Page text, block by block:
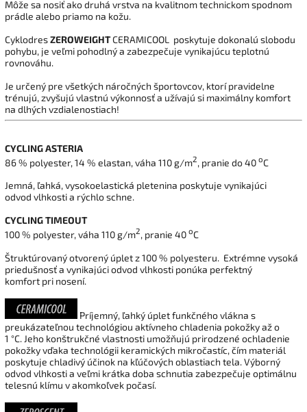
Môže sa nosiť ako druhá vrstva na kvalitnom technickom spodnom
prádle alebo priamo na kožu.
CyklodresZEROWEIGHTCERAMICOOL poskytuje dokonalú slobodu
pohybu, je veľmi pohodlný a zabezpečuje vynikajúcu teplotnú
rovnováhu.
Je určený pre všetkých náročných športovcov, ktorí pravidelne
trénujú, zvyšujú vlastnú výkonnosť a užívajú si maximálny komfort
na dlhých vzdialenostiach!
CYCLING ASTERIA
86 % polyester, 14 % elastan, váha 110 g/m2, pranie do 40 oC
Jemná, ľahká, vysokoelastická pletenina poskytuje vynikajúci
odvod vlhkosti a rýchlo schne.
CYCLING TIMEOUT
100 % polyester, váha 110 g/m2, pranie 40 oC
Štruktúrovaný otvorený úplet z100 % polyesteru. Extrémne vysoká
priedušnosťa vynikajúci odvod vlhkosti ponúka perfektný
komfort pri nosení.
Príjemný, ľahký úplet funkčného vlákna s
preukázateľnou technológiou aktívneho chladenia pokožky až o
1 °C. Jeho konštrukčné vlastnosti umožňujú prirodzené ochladenie
pokožky vďaka technológii keramických mikročastíc, čím materiál
poskytuje chladivý účinok na kľúčových oblastiach tela. Výborný
odvod vlhkosti a veľmi krátka doba schnutia zabezpečuje optimálnu
telesnú klímu v akomkoľvek počasí.